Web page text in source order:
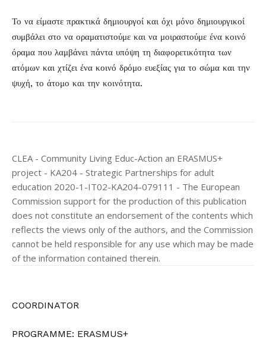
Το να είμαστε πρακτικά δημιουργοί και όχι μόνο δημιουργικοί
συμβάλει στο να οραματιστούμε και να μοιραστούμε ένα κοινό
όραμα που λαμβάνει πάντα υπόψη τη διαφορετικότητα των
ατόμων και χτίζει ένα κοινό δρόμο ευεξίας για το σώμα και την
ψυχή, το άτομο και την κοινότητα.
CLEA - Community Living Educ-Action an ERASMUS+
project - KA204 - Strategic Partnerships for adult
education 2020-1-IT02-KA204-079111 - The European
Commission support for the production of this publication
does not constitute an endorsement of the contents which
reflects the views only of the authors, and the Commission
cannot be held responsible for any use which may be made
of the information contained therein.
COORDINATOR
PROGRAMME: ERASMUS+